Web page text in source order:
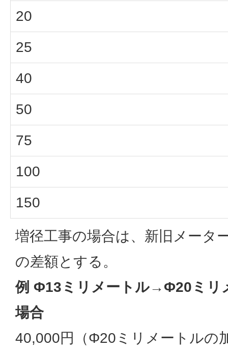
20
25
40
50
75
100
150
増径工事の場合は、新旧メータ
の差額とする。
例 Φ13ミリメートル→Φ20ミリ
場合
40,000円（Φ20ミリメートルの